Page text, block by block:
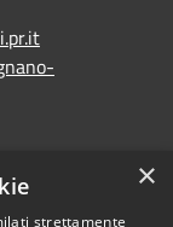
×
strettamente